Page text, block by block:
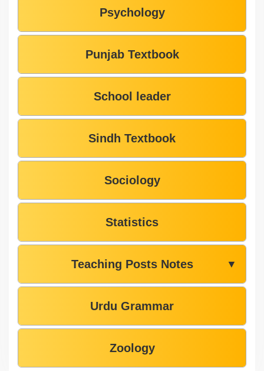
Psychology
Punjab Textbook
School leader
Sindh Textbook
Sociology
Statistics
Teaching Posts Notes ▼
Urdu Grammar
Zoology